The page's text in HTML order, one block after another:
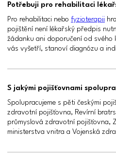
Potřebuji pro rehabilitaci
Pro rehabilitaci nebo fyzioterapii
pojištění není lékařský předpis
žádanku ani doporučení od svého
vás vyšetří, stanoví diagnózu a
S jakými pojišťovnami
Spolupracujeme s pěti českými
zdravotní pojišťovna, Revírní
průmyslová zdravotní pojišťovna,
ministerstva vnitra a Vojenská